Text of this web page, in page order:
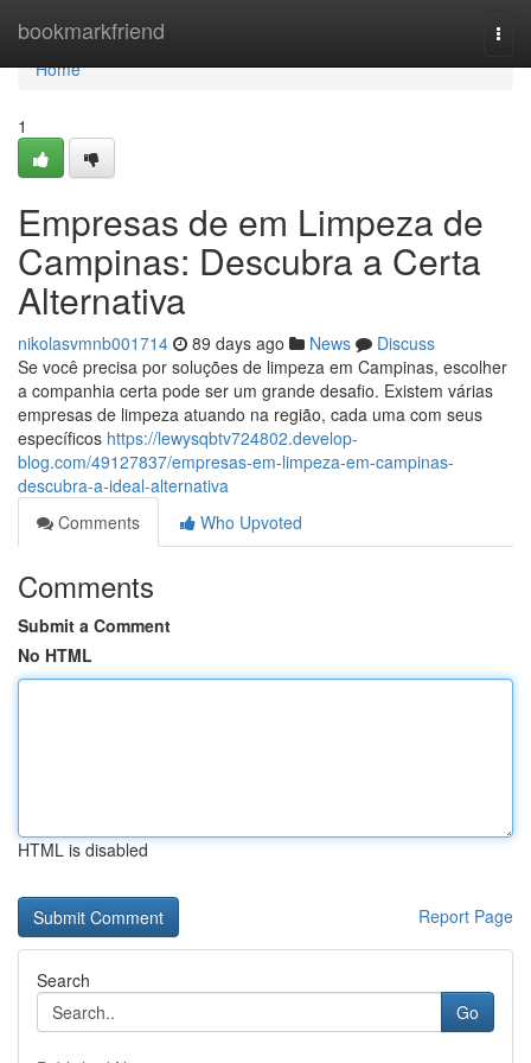
bookmarkfriend
Home
Home
1
Empresas de em Limpeza de
Campinas: Descubra a Certa
Alternativa
nikolasvmnb001714 89 days ago News
Discuss
Se você precisa por soluções de limpeza em Campinas, escolher
a companhia certa pode ser um grande desafio. Existem várias
empresas de limpeza atuando na região, cada uma com seus
específicos https://lewysqbtv724802.develop-
blog.com/49127837/empresas-em-limpeza-em-campinas-
descubra-a-ideal-alternativa
Comments
Who Upvoted
Comments
Submit a Comment
No HTML
HTML is disabled
Report Page
Search
Go